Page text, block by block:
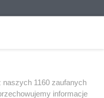
Serwis Informacyjny Miasta
1160 zaufanych
informacje